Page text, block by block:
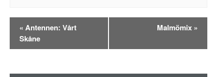
Evenemangsnavigation
« Antennen: Vårt
Skåne
Malmömix »